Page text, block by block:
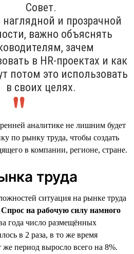
Совет.
и прозрачной
важно объяснять
зачем
в HR-проектах и как
потом это использовать
в своих целях.
аналитике не лишним будет
по рынку труда, чтобы создать
в компании, регионе, стране.
труда
ситуация на рынке труда
Спрос на рабочую силу намного
года число размещённых
в 2 раза, в то же время
же период выросло всего на 8%.